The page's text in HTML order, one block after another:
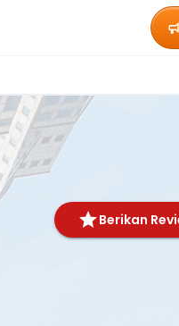
Berikan